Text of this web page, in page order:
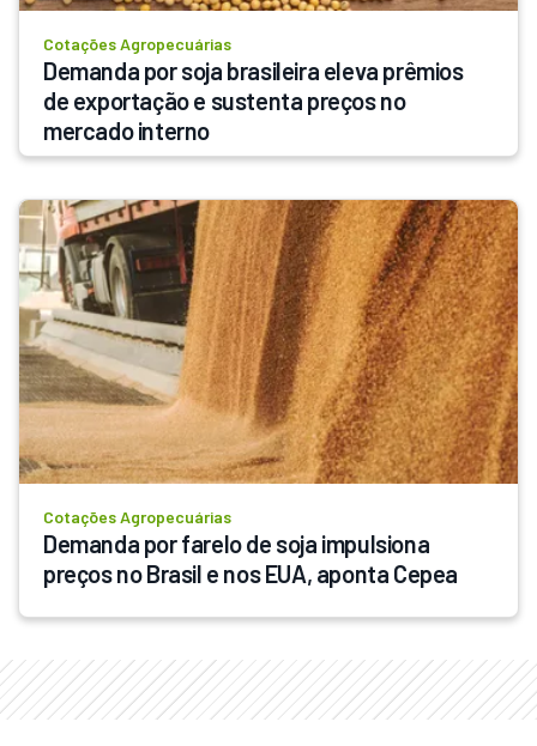
Cotações Agropecuárias
Demanda por soja brasileira eleva prêmios
de exportação e sustenta preços no
mercado interno
Cotações Agropecuárias
Demanda por farelo de soja impulsiona
preços no Brasil e nos EUA, aponta Cepea